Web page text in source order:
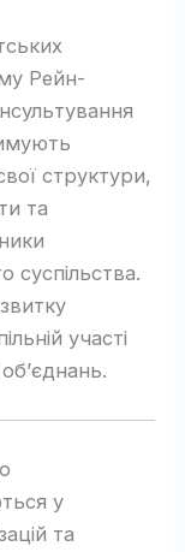
Рейн-
структури,
та
суспільства.
участі
у
та